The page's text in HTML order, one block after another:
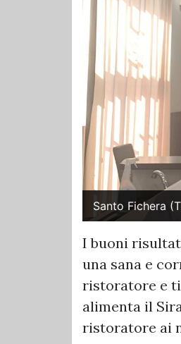
Santo Fichera
I buoni
una sana e
ristoratore e
alimenta il
ristoratore ai